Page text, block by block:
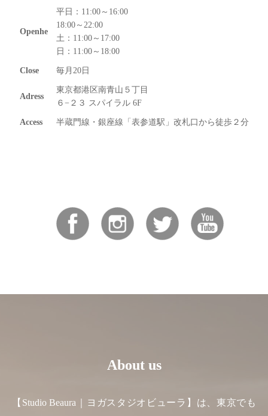
Openhe
平日：11:00～16:00
18:00～22:00
土：11:00～17:00
日：11:00～18:00
Close 毎月20日
Adress
東京都港区南青山５丁目
６−２３ スパイラル 6F
Access 半蔵門線・銀座線「表参道駅」改札口から徒歩２分
About us
【Studio Beaura｜ヨガスタジオビューラ】は、東京でも